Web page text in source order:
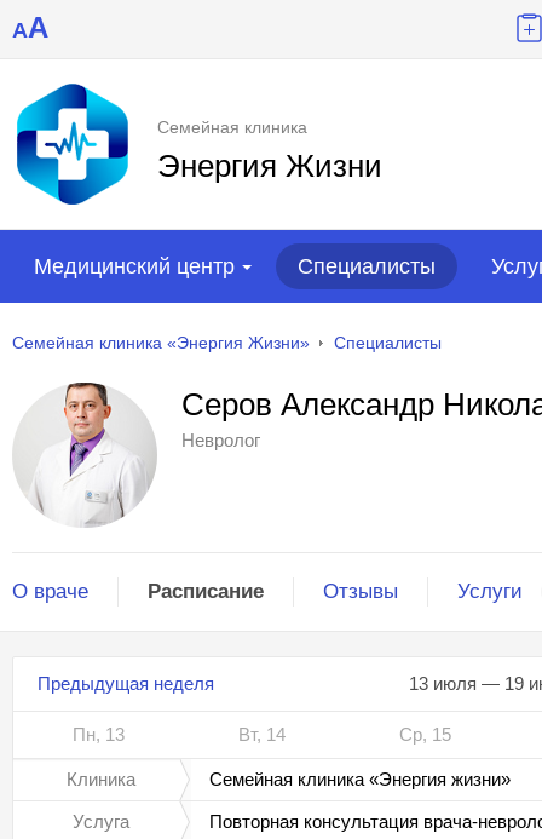
AA
Семейная клиника
Энергия Жизни
Медицинский центр Специалисты
Семейная клиника «Энергия Жизни» Специалисты
Серов Александр
Невролог
О враче Расписание Отзывы Услуги
Предыдущая неделя 13 июля — 19
Пн, 13 Вт, 14 Ср, 15
Клиника Семейная клиника «Энергия жизни»
Услуга Повторная консультация врача-